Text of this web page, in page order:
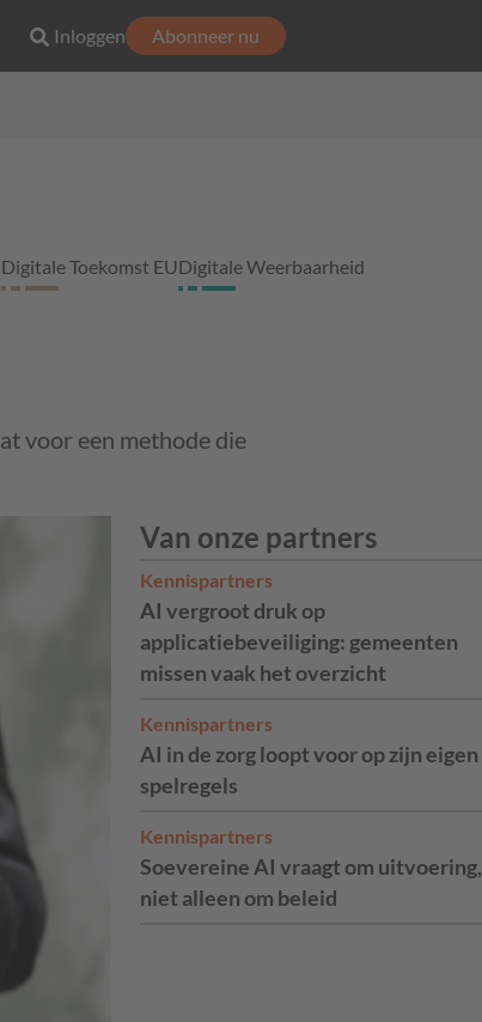
Inloggen Abonneer nu
Digitale Toekomst EUDigitale Weerbaarheid
voor een methode die
Van onze partners
Kennispartners
AI vergroot druk op
applicatiebeveiliging: gemeenten
missen vaak het overzicht
Kennispartners
AI in de zorg loopt voor op zijn eigen
spelregels
Kennispartners
Soevereine AI vraagt om uitvoering,
niet alleen om beleid